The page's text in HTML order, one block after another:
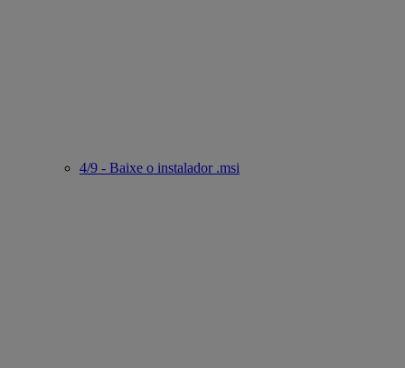
4/9 - Baixe o instalador .msi